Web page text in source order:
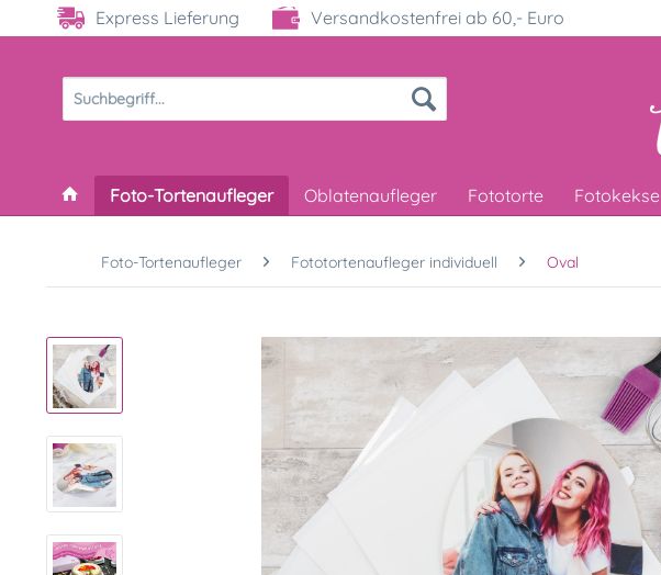
Express Lieferung Versandkostenfrei ab 60,- Euro
Foto-Tortenaufleger Oblatenaufleger Fototorte Fotokekse
Foto-Tortenaufleger Fototortenaufleger individuell Oval